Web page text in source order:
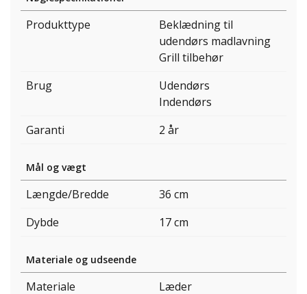
Produkttype
Beklædning til
udendørs madlavning
Grill tilbehør
Brug
Udendørs
Indendørs
Garanti
2 år
Mål og vægt
Længde/Bredde
36 cm
Dybde
17 cm
Materiale og udseende
Materiale
Læder